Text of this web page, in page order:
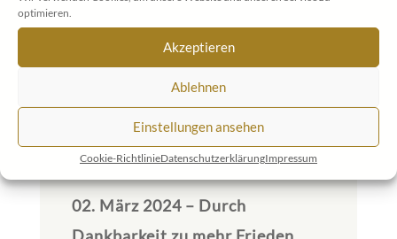
optimieren.
Akzeptieren
Ablehnen
Einstellungen ansehen
Cookie-RichtlinieDatenschutzerklärungImpressum
02. März 2024 – Durch